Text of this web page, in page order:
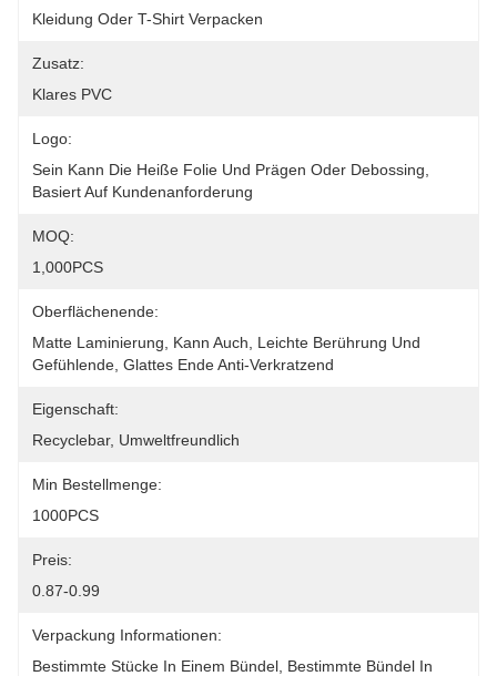
Kleidung Oder T-Shirt Verpacken
Zusatz:
Klares PVC
Logo:
Sein Kann Die Heiße Folie Und Prägen Oder Debossing,
Basiert Auf Kundenanforderung
MOQ:
1,000PCS
Oberflächenende:
Matte Laminierung, Kann Auch, Leichte Berührung Und
Gefühlende, Glattes Ende Anti-Verkratzend
Eigenschaft:
Recyclebar, Umweltfreundlich
Min Bestellmenge:
1000PCS
Preis:
0.87-0.99
Verpackung Informationen:
Bestimmte Stücke In Einem Bündel, Bestimmte Bündel In